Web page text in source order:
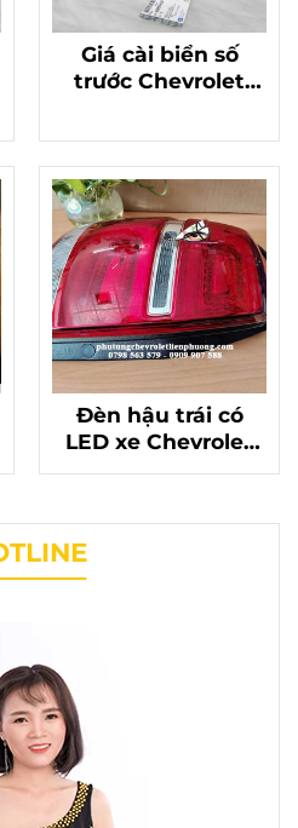
Giá cài biển số
trước Chevrolet
hãng chất lượng
Đèn hậu trái có
LED xe Chevrolet
Captiva C140 chính